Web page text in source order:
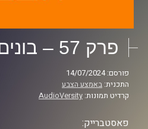
פרק 57 – בונים מגדלים
פורסם: 14/07/2024
התכנית: באמצע הצבע
קרדיט תמונות: AudioVersity
פאסטברייק: